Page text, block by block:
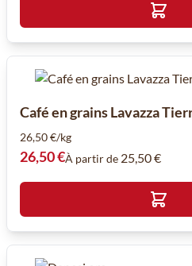
Café en grains Lavazza
26,50 €/kg
26,50 €À partir de 25,50 €